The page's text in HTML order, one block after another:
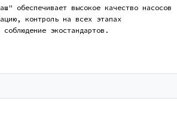
обеспечивает высокое качество насосов
контроль на всех этапах
экостандартов.